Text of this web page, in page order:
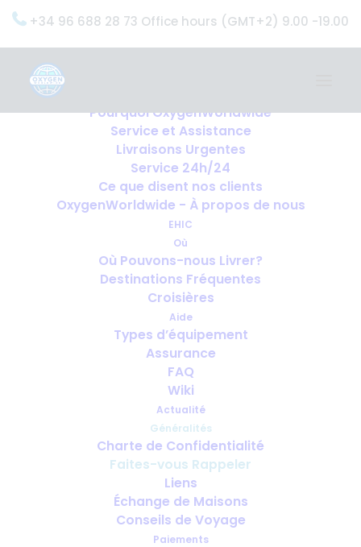
+34 96 688 28 73 Office hours (GMT+2) 9.00 -19.00
OxygenWorldwide (Ce que nous faisons)
Pourquoi OxygenWorldwide
Service et Assistance
Livraisons Urgentes
Service 24h/24
Ce que disent nos clients
OxygenWorldwide - À propos de nous
EHIC
Où
Où Pouvons-nous Livrer?
Destinations Fréquentes
Croisières
Aide
Types d’équipement
Assurance
FAQ
Wiki
Actualité
Généralités
Charte de Confidentialité
Faites-vous Rappeler
Liens
Échange de Maisons
Conseils de Voyage
Paiements
Généralités Faites-vous Rappeler
Faites-vous Rappeler